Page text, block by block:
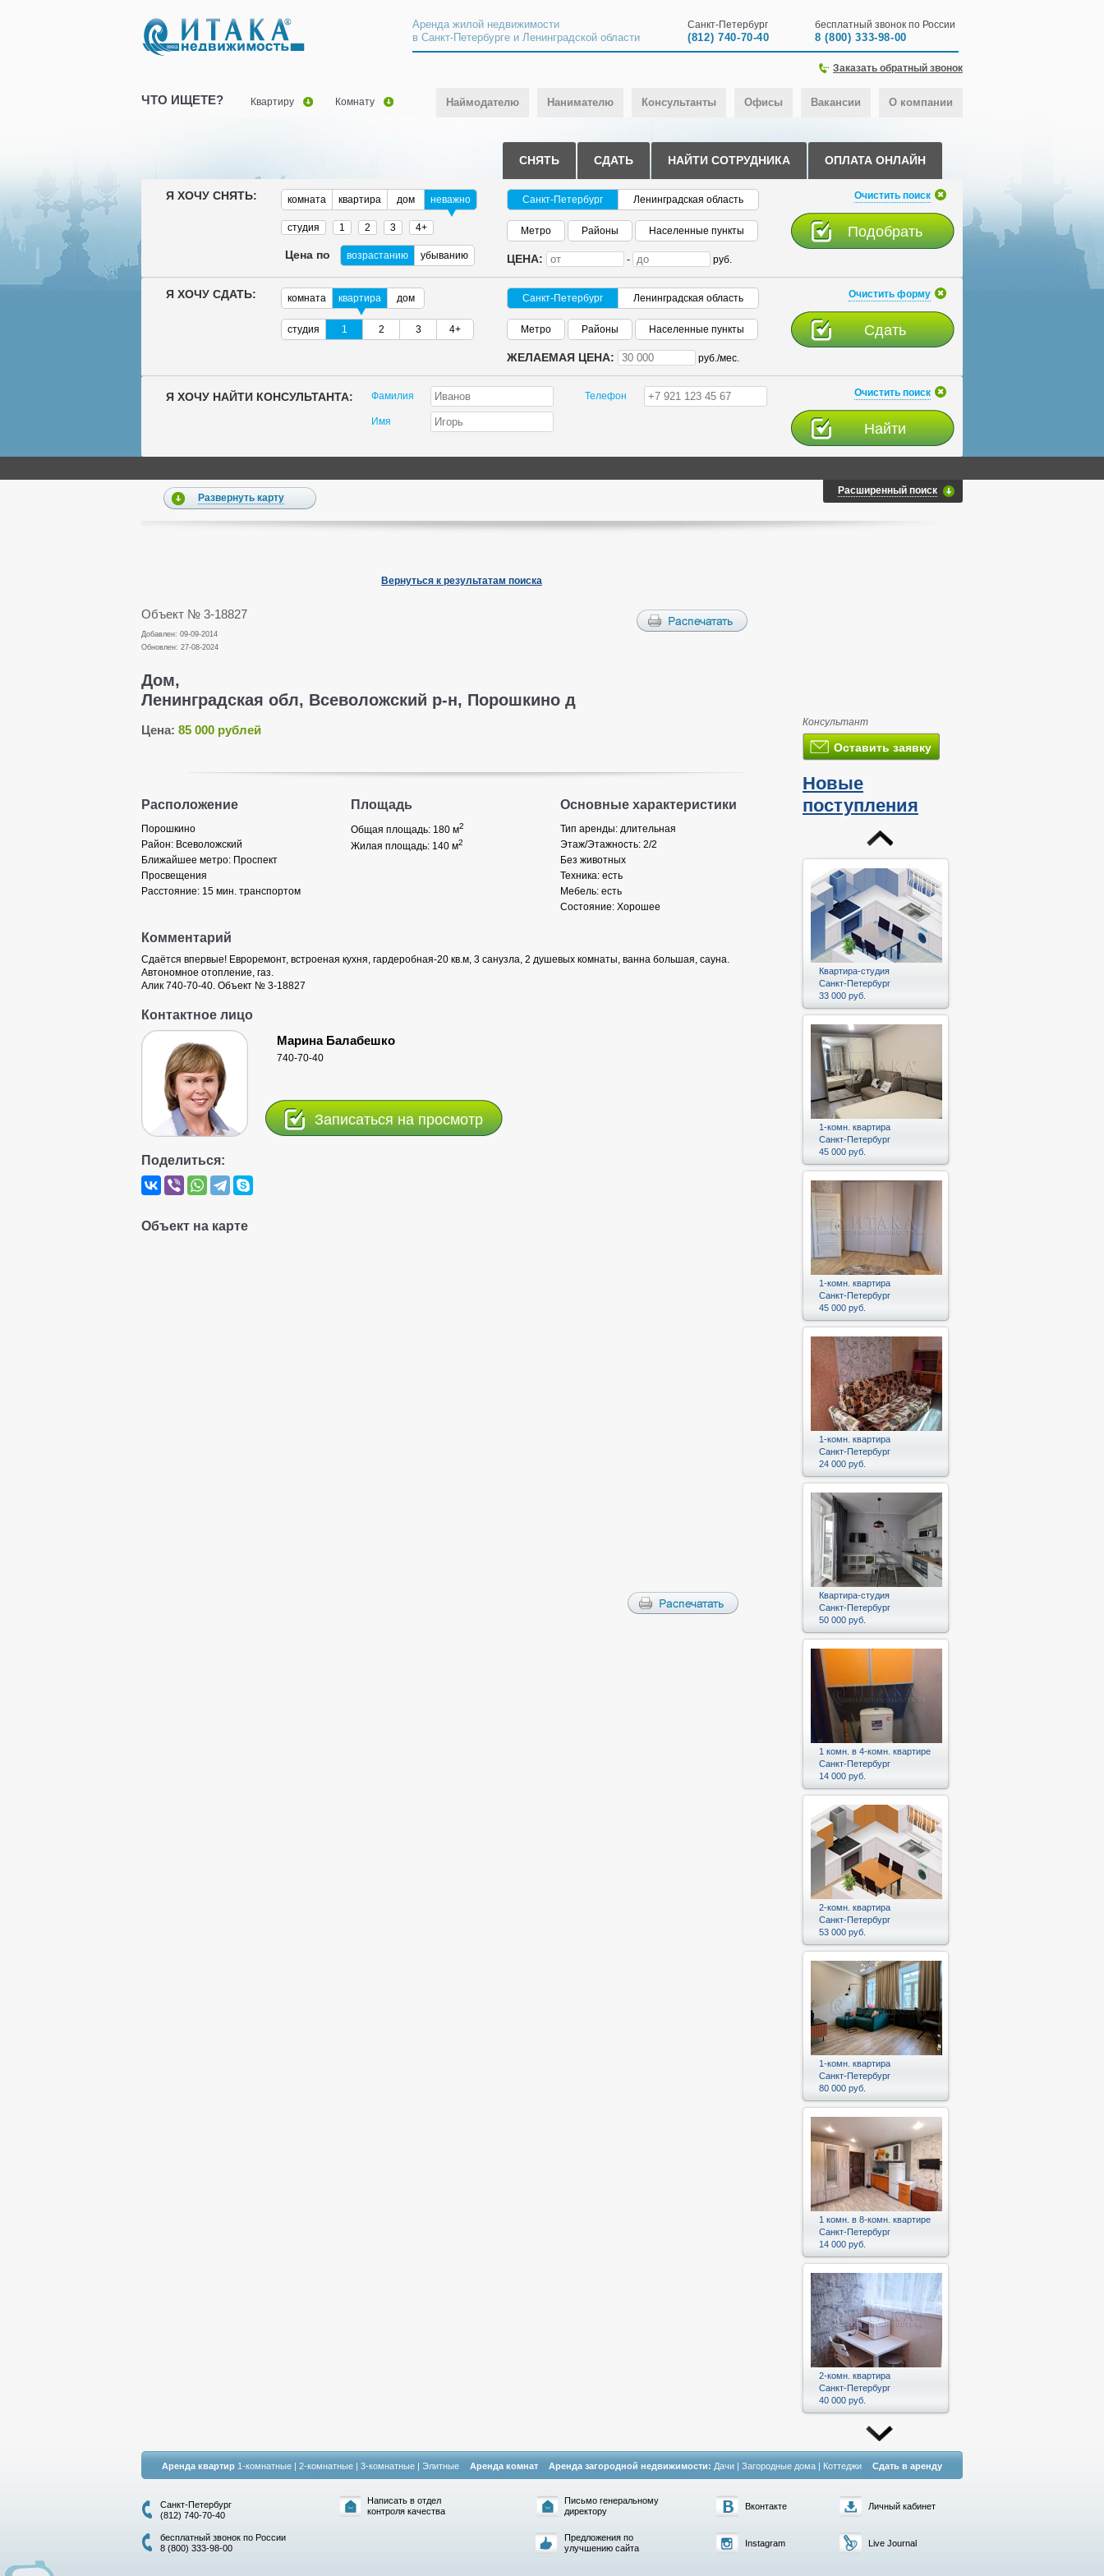
Аренда жилой недвижимости
в Санкт-Петербурге и Ленинградской области
Санкт-Петербург
(812) 740-70-40
бесплатный звонок по России
8 (800) 333-98-00
Заказать обратный звонок
ЧТО ИЩЕТЕ? Квартиру Комнату Наймодателю Нанимателю Консультанты Офисы Вакансии О компании
СНЯТЬ СДАТЬ НАЙТИ СОТРУДНИКА ОПЛАТА ОНЛАЙН
Я ХОЧУ СНЯТЬ: комната квартира дом неважно
студия 1 2 3 4+
Цена по возрастанию убыванию
Санкт-Петербург Ленинградская область
Метро Районы Населенные пункты
ЦЕНА: - руб.
Очистить поиск
Я ХОЧУ СДАТЬ: комната квартира дом
студия 1 2 3 4+
Санкт-Петербург Ленинградская область
Метро Районы Населенные пункты
ЖЕЛАЕМАЯ ЦЕНА: руб./мес.
Очистить форму
Я ХОЧУ НАЙТИ КОНСУЛЬТАНТА: Фамилия
Имя
Телефон Очистить поиск
Расширенный поиск
Развернуть карту
Вернуться к результатам поиска
Объект № 3-18827
Добавлен: 09-09-2014
Обновлен: 27-08-2024
Дом,
Ленинградская обл, Всеволожский р-н, Порошкино д
Цена: 85 000 рублей
Расположение
Порошкино
Район: Всеволожский
Ближайшее метро: Проспект
Просвещения
Расстояние: 15 мин. транспортом
Площадь
Общая площадь: 180 м2
Жилая площадь: 140 м2
Основные характеристики
Тип аренды: длительная
Этаж/Этажность: 2/2
Без животных
Техника: есть
Мебель: есть
Состояние: Хорошее
Комментарий
Сдаётся впервые! Евроремонт, встроеная кухня, гардеробная-20 кв.м, 3 санузла, 2 душевых комнаты, ванна большая, сауна.
Автономное отопление, газ.
Алик 740-70-40. Объект № 3-18827
Контактное лицо
Марина Балабешко
740-70-40
Записаться на просмотр
Поделиться:
Объект на карте
Консультант
Оставить заявку
Новые
поступления
Квартира-студия
Санкт-Петербург
33 000 руб.
1-комн. квартира
Санкт-Петербург
45 000 руб.
1-комн. квартира
Санкт-Петербург
45 000 руб.
1-комн. квартира
Санкт-Петербург
24 000 руб.
Квартира-студия
Санкт-Петербург
50 000 руб.
1 комн. в 4-комн. квартире
Санкт-Петербург
14 000 руб.
2-комн. квартира
Санкт-Петербург
53 000 руб.
1-комн. квартира
Санкт-Петербург
80 000 руб.
1 комн. в 8-комн. квартире
Санкт-Петербург
14 000 руб.
2-комн. квартира
Санкт-Петербург
40 000 руб.
Аренда квартир 1-комнатные | 2-комнатные | 3-комнатные | Элитные Аренда комнат Аренда загородной недвижимости: Дачи | Загородные дома | Коттеджи Сдать в аренду
Санкт-Петербург
(812) 740-70-40
бесплатный звонок по России
8 (800) 333-98-00
Написать в отдел
контроля качества
Письмо генеральному
директору
Предложения по
улучшению сайта
Вконтакте
Instagram
Личный кабинет
Live Journal